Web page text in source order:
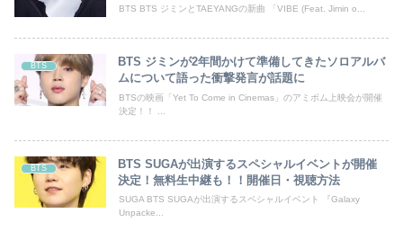
BTS BTS ジミンとTAEYANGの新曲 「VIBE (Feat. Jimin o...
BTS
BTS ジミンが2年間かけて準備してきたソロアルバ
ムについて語った衝撃発言が話題に
BTSの映画「Yet To Come in Cinemas」のアミボム上映会が開催
決定！！ ...
BTS
BTS SUGAが出演するスペシャルイベントが開催
決定！無料生中継も！！開催日・視聴方法
SUGA BTS SUGAが出演するスペシャルイベント 『Galaxy
Unpacke...